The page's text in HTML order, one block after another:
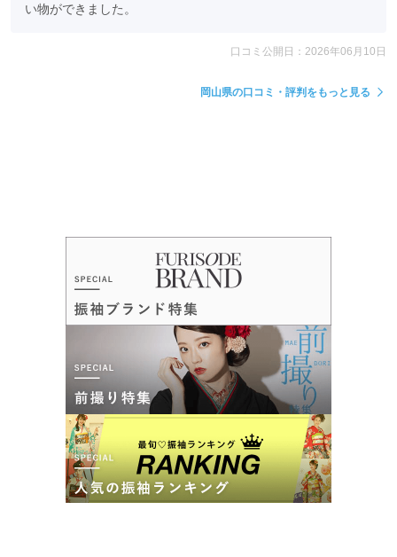
い物ができました。
口コミ公開日：2026年06月10日
岡山県の口コミ・評判をもっと見る